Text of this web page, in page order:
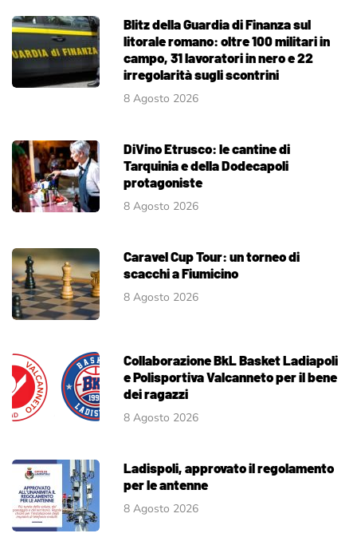
Blitz della Guardia di Finanza sul
litorale romano: oltre 100 militari in
campo, 31 lavoratori in nero e 22
irregolarità sugli scontrini
8 Agosto 2026
DiVino Etrusco: le cantine di
Tarquinia e della Dodecapoli
protagoniste
8 Agosto 2026
Caravel Cup Tour: un torneo di
scacchi a Fiumicino
8 Agosto 2026
Collaborazione BkL Basket Ladiapoli
e Polisportiva Valcanneto per il bene
dei ragazzi
8 Agosto 2026
Ladispoli, approvato il regolamento
per le antenne
8 Agosto 2026